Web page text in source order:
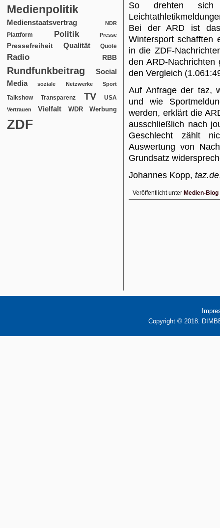
Medienpolitik
Medienstaatsvertrag NDR
Plattform Politik Presse
Pressefreiheit Qualität Quote
Radio RBB
Rundfunkbeitrag
Social
Media
soziale Netzwerke Sport
Talkshow Transparenz TV USA
Vertrauen Vielfalt WDR Werbung
ZDF
So drehten sich
Bei der ARD ist
Wintersport schafften
in die ZDF-
den ARD-Nachrichten
den Vergleich
Auf Anfrage der taz,
und wie
werden, erklärt die
ausschließlich nach
Geschlecht zählt
Auswertung von
Grundsatz
Johannes Kopp, taz.de
Veröffentlicht unter Medien-Blog
Copyright © 2018.